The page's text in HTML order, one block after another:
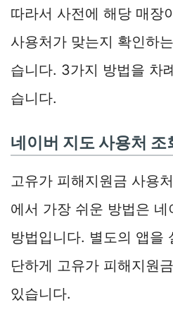
따라서 사전에 해당 매장
사용처가 맞는지 확인하
습니다. 3가지 방법을 차
습니다.
네이버 지도 사용처 조
고유가 피해지원금 사용
에서 가장 쉬운 방법은
방법입니다. 별도의 앱을
단하게 고유가 피해지원
있습니다.